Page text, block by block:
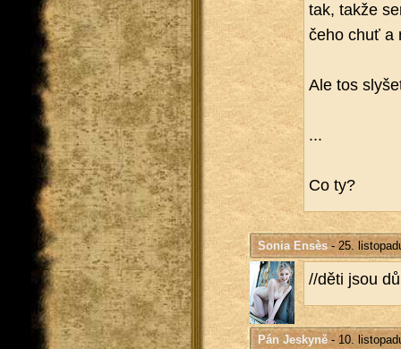
tak, takže
če­ho chuť a
Ale tos
...
Co ty?
Sonia Ensès- 25.
//děti jsou
Pán Jeskyně- 10.